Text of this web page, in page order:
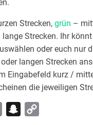
Strecken, grün –
lange Strecken. Ihr
oder euch nur
langen Strecken
Eingabefeld kurz /
die jeweiligen
Email Snapchat